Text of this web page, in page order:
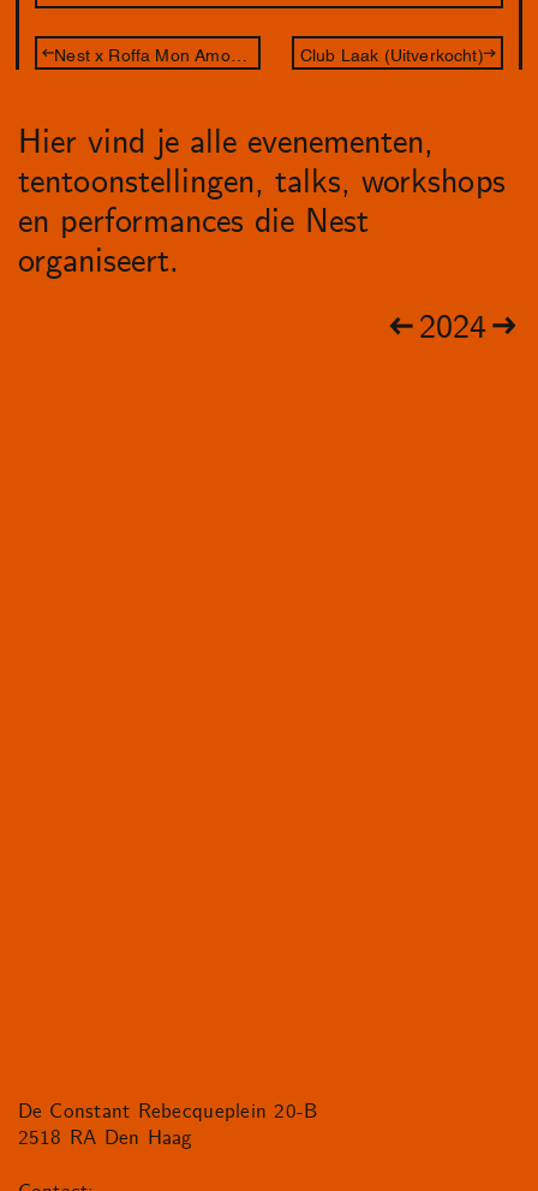
Club Laak (Uitverkocht)
Hier vind je alle evenementen,
tentoonstellingen, talks, workshops
en performances die Nest
organiseert.
2024
De Constant Rebecqueplein 20-B
2518 RA Den Haag